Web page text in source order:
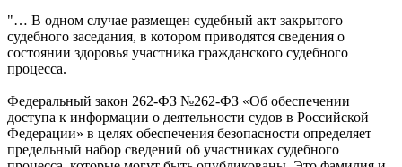
"… В одном случае размещен судебный акт закрытого
судебного заседания, в котором приводятся сведения о
состоянии здоровья участника гражданского судебного
процесса.
Федеральный закон 262-ФЗ №262-ФЗ «Об обеспечении
доступа к информации о деятельности судов в Российской
Федерации» в целях обеспечения безопасности определяет
предельный набор сведений об участниках судебного